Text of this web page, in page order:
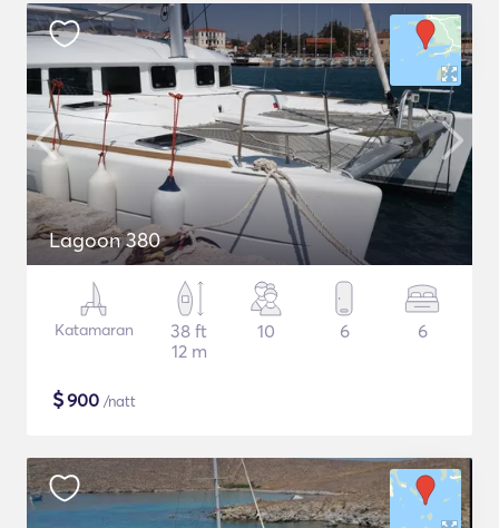
Lagoon 380
Katamaran
38 ft
12 m
10 6 6
$900 /natt